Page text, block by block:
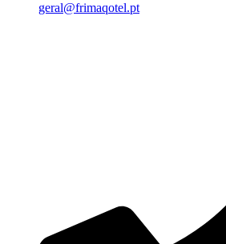
geral@frimaqotel.pt